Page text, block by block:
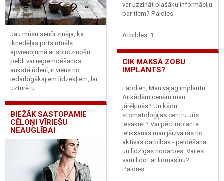
Jau mūsu senči zināja, ka
iknedēļas pirts rituāls
apvienojumā ar spirdzinošu
peldi vai iegremdēšanos
aukstā ūdenī, ir viens no
iedarbīgākajiem līdzekļiem, lai
uzturētu ...
BIEŽĀK SASTOPAMIE
CĒLOŅI VĪRIEŠU
NEAUGLĪBAI
var uzzināt plašāku informāciju
par tiem? Paldies.
Atbildes: 1
CIK MAKSĀ ZOBU
IMPLANTS?
Labdien, Man vajag implantu.
Ar kādām cenām man
jārēķinās? Un kādu
stomatoloģijas centru Jūs
iesakiet? Vai pēc implanta
ielikšanas man jāizvairās no
aktīvas darbības - peldēšana
un līdzīgas nodarbes. Vai es
varu lidot ar lidmašīnu?
Paldies.